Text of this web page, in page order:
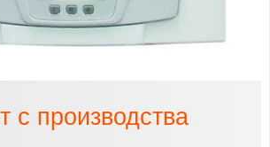
с производства